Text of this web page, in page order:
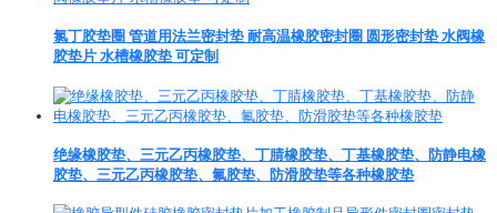
氯丁胶垫圈 管道用法兰密封垫 耐高温橡胶密封圈 圆形密封垫 水阀橡
胶垫片 水槽橡胶垫 可定制
绝缘橡胶垫、三元乙丙橡胶垫、丁腈橡胶垫、丁基橡胶垫、防静电橡
胶垫、三元乙丙橡胶垫、氟胶垫、防滑胶垫等各种橡胶垫